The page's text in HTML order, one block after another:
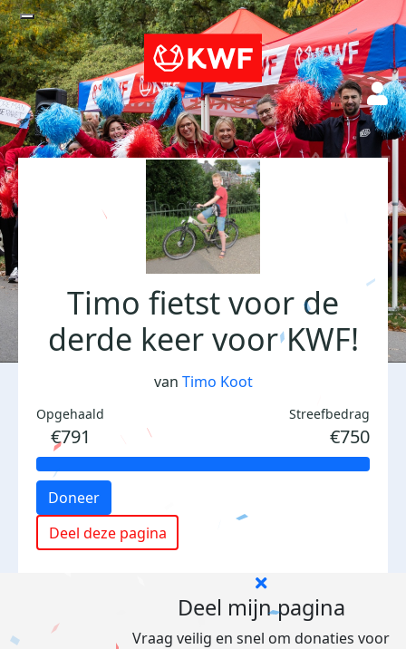
Timo fietst voor de
derde keer voor KWF!
van Timo Koot
Opgehaald
€791
Streefbedrag
€750
Doneer
Deel deze pagina
Deel mijn pagina
Vraag veilig en snel om donaties voor